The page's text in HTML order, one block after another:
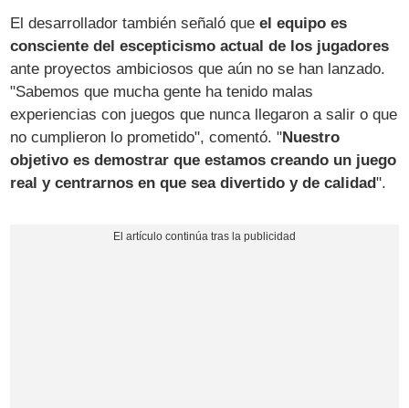
El desarrollador también señaló queel equipo es
consciente del escepticismo actual de los jugadores
ante proyectos ambiciosos que aún no se han lanzado.
"Sabemos que mucha gente ha tenido malas
experiencias con juegos que nunca llegaron a salir o que
no cumplieron lo prometido", comentó. "Nuestro
objetivo es demostrar que estamos creando un juego
real y centrarnos en que sea divertido y de calidad".